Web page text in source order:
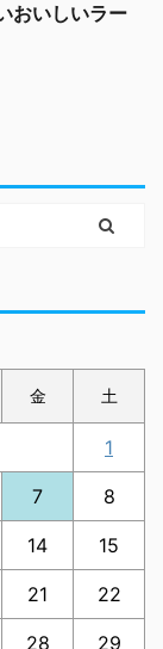
おいしいラー
金 土
1
7 8
14 15
21 22
28 29